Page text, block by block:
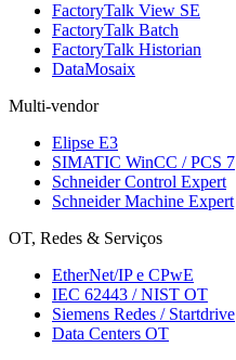
FactoryTalk View SE
FactoryTalk Batch
FactoryTalk Historian
DataMosaix
Multi-vendor
Elipse E3
SIMATIC WinCC / PCS 7
Schneider Control Expert
Schneider Machine Expert
OT, Redes & Serviços
EtherNet/IP e CPwE
IEC 62443 / NIST OT
Siemens Redes / Startdrive
Data Centers OT